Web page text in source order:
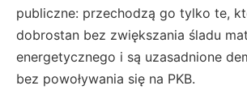
publiczne: przechodzą go tylko te,
dobrostan bez zwiększania śladu
energetycznego i są uzasadnione
bez powoływania się na PKB.